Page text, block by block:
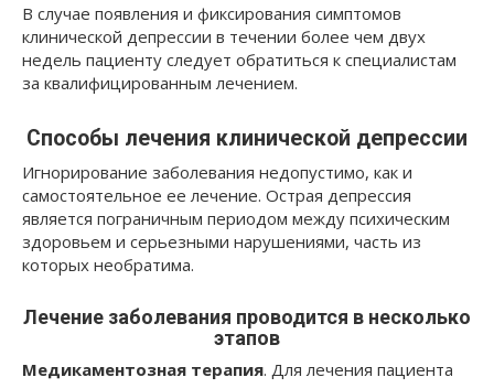
В случае появления и фиксирования симптомов
клинической депрессии в течении более чем двух
недель пациенту следует обратиться к специалистам
за квалифицированным лечением.
Способы лечения клинической депрессии
Игнорирование заболевания недопустимо, как и
самостоятельное ее лечение. Острая депрессия
является пограничным периодом между психическим
здоровьем и серьезными нарушениями, часть из
которых необратима.
Лечение заболевания проводится в несколько
этапов
Медикаментозная терапия. Для лечения пациента